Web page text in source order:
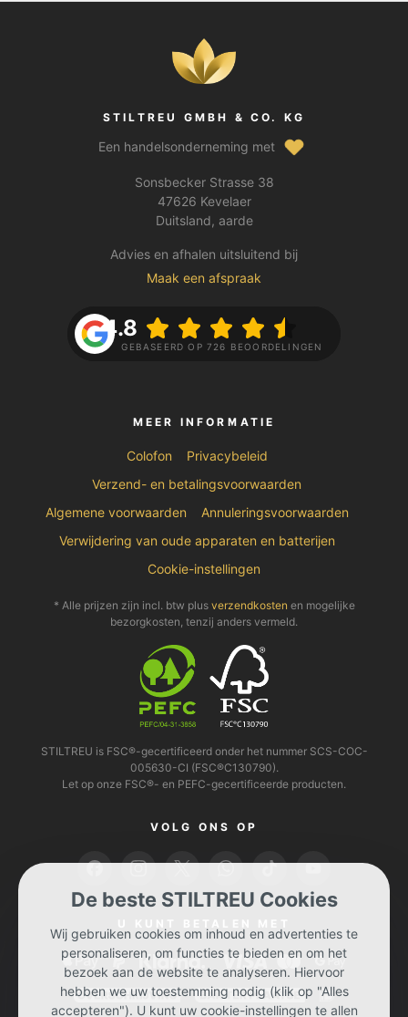
STILTREU GMBH & CO. KG
Een handelsonderneming met
Sonsbecker Strasse 38
47626 Kevelaer
Duitsland, aarde
Advies en afhalen uitsluitend bij
Maak een afspraak
4.8
GEBASEERD OP 726 BEOORDELINGEN
MEER INFORMATIE
Colofon
Privacybeleid
Verzend- en betalingsvoorwaarden
Algemene voorwaarden
Annuleringsvoorwaarden
Verwijdering van oude apparaten en batterijen
Cookie-instellingen
* Alle prijzen zijn incl. btw plus verzendkosten en mogelijke
bezorgkosten, tenzij anders vermeld.
STILTREU is FSC®-gecertificeerd onder het nummer SCS-COC-
005630-CI (FSC®C130790).
Let op onze FSC®- en PEFC-gecertificeerde producten.
VOLG ONS OP
De beste STILTREU Cookies
Wij gebruiken cookies om inhoud en advertenties te
personaliseren, om functies te bieden en om het
bezoek aan de website te analyseren. Hiervoor
hebben we uw toestemming nodig (klik op "Alles
accepteren"). U kunt uw cookie-instellingen te allen